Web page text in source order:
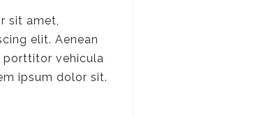
sit amet,
elit. Aenean
porttitor vehicula
ipsum dolor sit.